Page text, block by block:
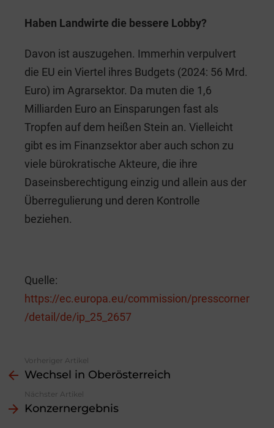
Haben Landwirte die bessere Lobby?
Davon ist auszugehen. Immerhin verpulvert
die EU ein Viertel ihres Budgets (2024: 56 Mrd.
Euro) im Agrarsektor. Da muten die 1,6
Milliarden Euro an Einsparungen fast als
Tropfen auf dem heißen Stein an. Vielleicht
gibt es im Finanzsektor aber auch schon zu
viele bürokratische Akteure, die ihre
Daseinsberechtigung einzig und allein aus der
Überregulierung und deren Kontrolle
beziehen.
Quelle:
https://ec.europa.eu/commission/presscorner
/detail/de/ip_25_2657
more
Vorheriger Artikel
Wechsel in Oberösterreich
Nächster Artikel
Konzernergebnis